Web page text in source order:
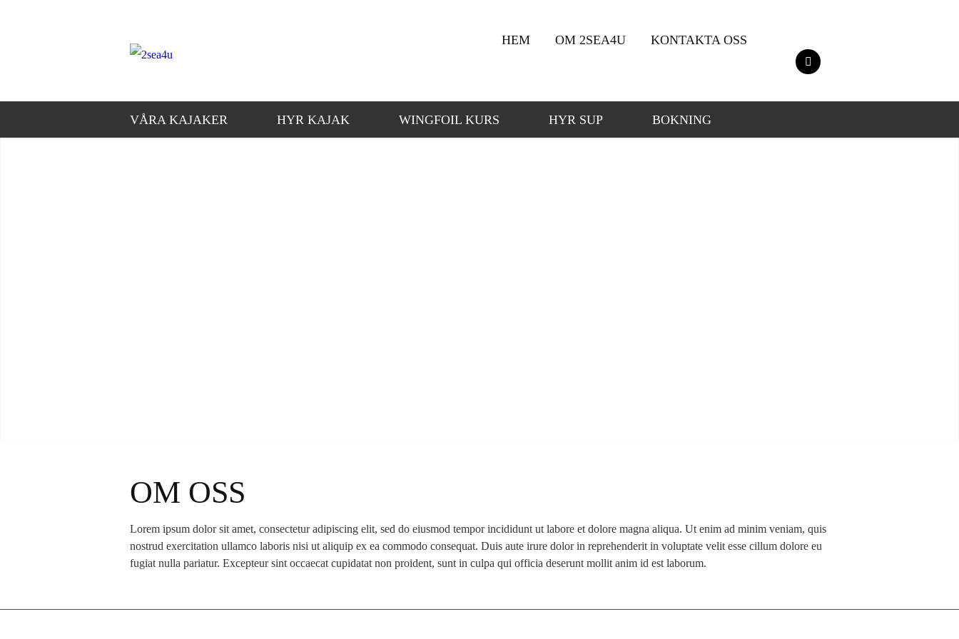
HEM OM 2SEA4U KONTAKTA OSS
VÅRA KAJAKER HYR KAJAK WINGFOIL KURS HYR SUP BOKNING
OM OSS
Lorem ipsum dolor sit amet, consectetur adipiscing elit, sed do eiusmod tempor incididunt ut labore et dolore magna aliqua. Ut enim ad minim veniam, quis
nostrud exercitation ullamco laboris nisi ut aliquip ex ea commodo consequat. Duis aute irure dolor in reprehenderit in voluptate velit esse cillum dolore eu
fugiat nulla pariatur. Excepteur sint occaecat cupidatat non proident, sunt in culpa qui officia deserunt mollit anim id est laborum.